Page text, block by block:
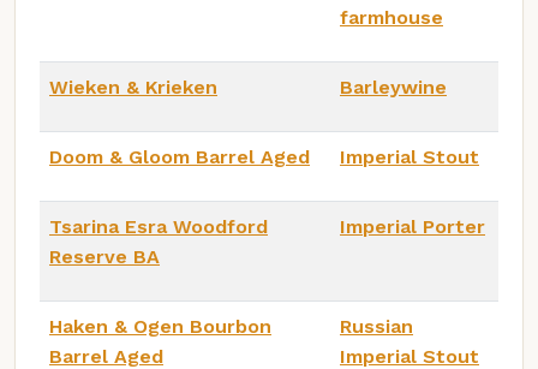
farmhouse
Wieken & Krieken Barleywine
Doom & Gloom Barrel Aged Imperial Stout
Tsarina Esra Woodford
Reserve BA
Imperial Porter
Haken & Ogen Bourbon
Barrel Aged
Russian
Imperial Stout